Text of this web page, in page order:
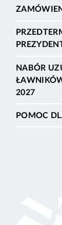
NABÓR
2027
POMOC